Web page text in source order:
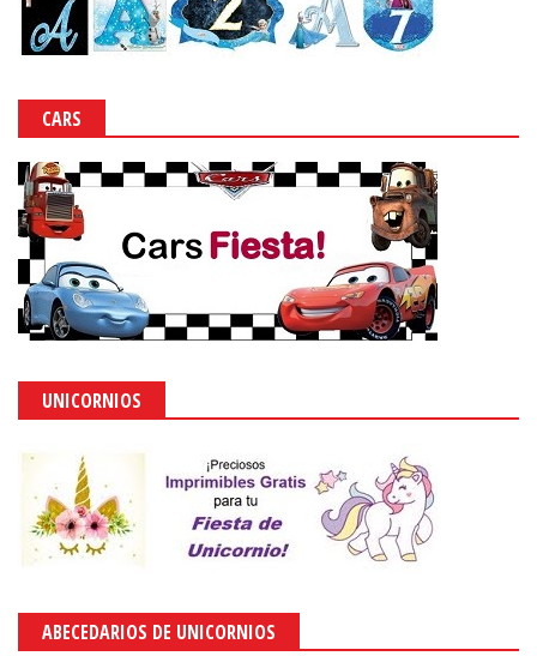
CARS
UNICORNIOS
ABECEDARIOS DE UNICORNIOS